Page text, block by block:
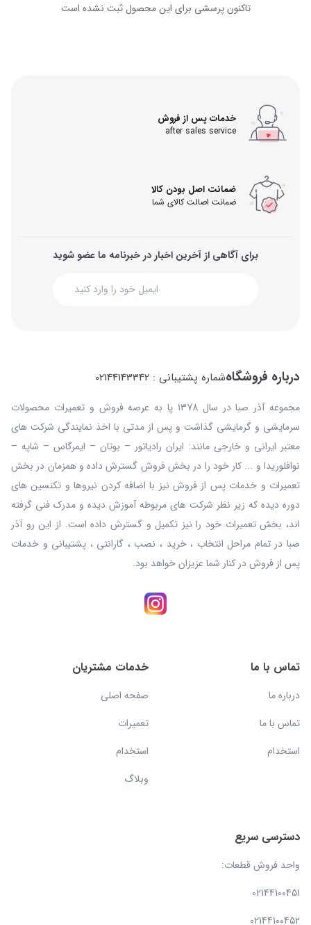
تاکنون پرسشی برای این محصول ثبت نشده است
خدمات پس از فروش
after sales service
ضمانت اصل بودن کالا
ضمانت اصالت کالای شما
برای آگاهی از آخرین اخبار در خبرنامه ما عضو شوید
درباره فروشگاهشماره پشتیبانی : 02144143342
مجموعه آذر صبا در سال 1378 پا به عرصه فروش و تعمیرات محصولات
سرمایشی و گرمایشی گذاشت و پس از مدتی با اخذ نمایندگی شرکت های
معتبر ایرانی و خارجی مانند: ایران رادیاتور – بوتان – ایمرگاس – شاپه –
نوافلوریدا و ... کار خود را در بخش فروش گسترش داده و همزمان در بخش
تعمیرات و خدمات پس از فروش نیز با اضافه کردن نیروها و تکنسین های
دوره دیده که زیر نظر شرکت های مربوطه آموزش دیده و مدرک فنی گرفته
اند، بخش تعمیرات خود را نیز تکمیل و گسترش داده است. از این رو آذر
صبا در تمام مراحل انتخاب ، خرید ، نصب ، گارانتی ، پشتیبانی و خدمات
پس از فروش در کنار شما عزیزان خواهد بود.
تماس با ما
درباره ما
تماس با ما
استخدام
خدمات مشتریان
صفحه اصلی
تعمیرات
استخدام
وبلاگ
دسترسی سریع
واحد فروش قطعات:
02144100451
02144100452